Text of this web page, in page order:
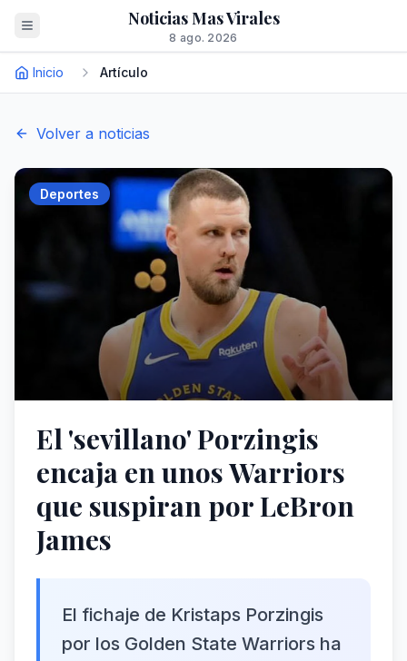
Noticias Mas Virales
8 ago. 2026
Inicio Artículo
Volver a noticias
Deportes
El 'sevillano' Porzingis
encaja en unos Warriors
que suspiran por LeBron
James
El fichaje de Kristaps Porzingis
por los Golden State Warriors ha